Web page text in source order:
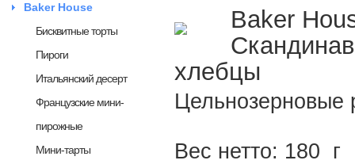
Baker
хлебцы
Цельнозерновые
Вес нетто: 180 г
Baker House
Бисквитные торты
Пироги
Итальянский десерт
Французские мини-
пирожные
Мини-тарты